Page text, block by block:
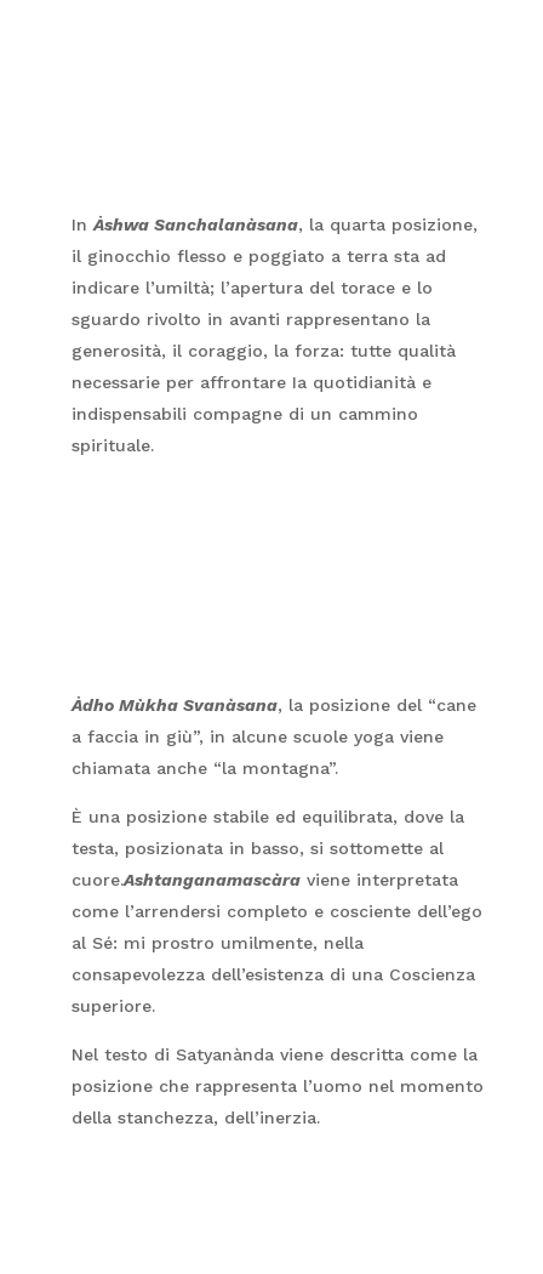
In Àshwa Sanchalanàsana, la quarta posizione,
il ginocchio flesso e poggiato a terra sta ad
indicare l’umiltà; l’apertura del torace e lo
sguardo rivolto in avanti rappresentano la
generosità, il coraggio, la forza: tutte qualità
necessarie per affrontare Ia quotidianità e
indispensabili compagne di un cammino
spirituale.
Àdho Mùkha Svanàsana, la posizione del “cane
a faccia in giù”, in alcune scuole yoga viene
chiamata anche “la montagna”.
È una posizione stabile ed equilibrata, dove la
testa, posizionata in basso, si sottomette al
cuore.Ashtanganamascàraviene interpretata
come l’arrendersi completo e cosciente dell’ego
al Sé: mi prostro umilmente, nella
consapevolezza dell’esistenza di una Coscienza
superiore.
Nel testo di Satyanànda viene descritta come la
posizione che rappresenta l’uomo nel momento
della stanchezza, dell’inerzia.